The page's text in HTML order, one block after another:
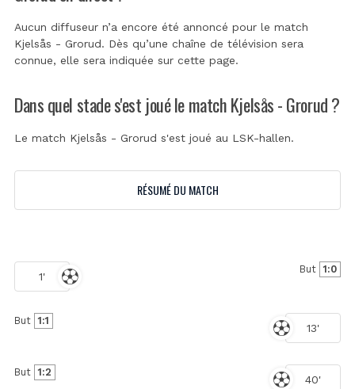
Aucun diffuseur n’a encore été annoncé pour le match
Kjelsås - Grorud. Dès qu’une chaîne de télévision sera
connue, elle sera indiquée sur cette page.
Dans quel stade s'est joué le match Kjelsås - Grorud ?
Le match Kjelsås - Grorud s'est joué au LSK-hallen.
RÉSUMÉ DU MATCH
1'
But 1:0
13'
But 1:1
40'
But 1:2